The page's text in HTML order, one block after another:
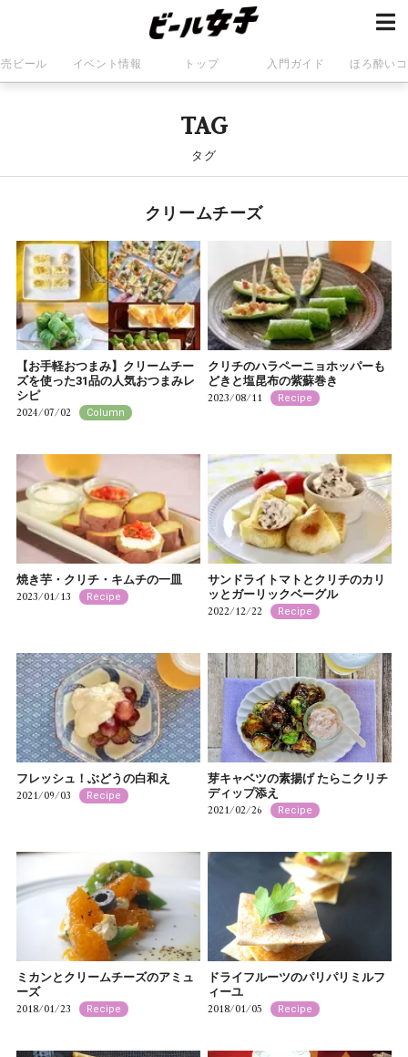
ビール イベント情報 トップ 入門ガイド ほろ酔い
TAG
タグ
クリームチーズ
【お手軽おつまみ】クリームチー
ズを使った31品の人気おつまみレ
シピ
2024/07/02 Column
クリチのハラペーニョホッパーも
どきと塩昆布の紫蘇巻き
2023/08/11 Recipe
焼き芋・クリチ・キムチの一皿
2023/01/13 Recipe
サンドライトマトとクリチのカリ
ッとガーリックベーグル
2022/12/22 Recipe
フレッシュ！ぶどうの白和え
2021/09/03 Recipe
芽キャベツの素揚げ たらこクリチ
ディップ添え
2021/02/26 Recipe
ミカンとクリームチーズのアミュ
ーズ
2018/01/23 Recipe
ドライフルーツのパリパリミルフ
ィーユ
2018/01/05 Recipe